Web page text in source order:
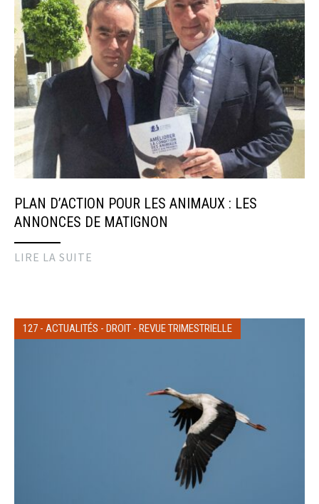
PLAN D’ACTION POUR LES ANIMAUX : LES
ANNONCES DE MATIGNON
LIRE LA SUITE
127 - ACTUALITÉS - DROIT - REVUE TRIMESTRIELLE